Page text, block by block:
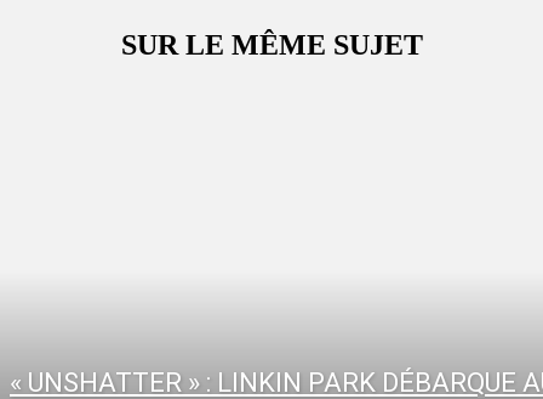
SUR LE MÊME SUJET
« UNSHATTER » : LINKIN PARK DÉBARQUE